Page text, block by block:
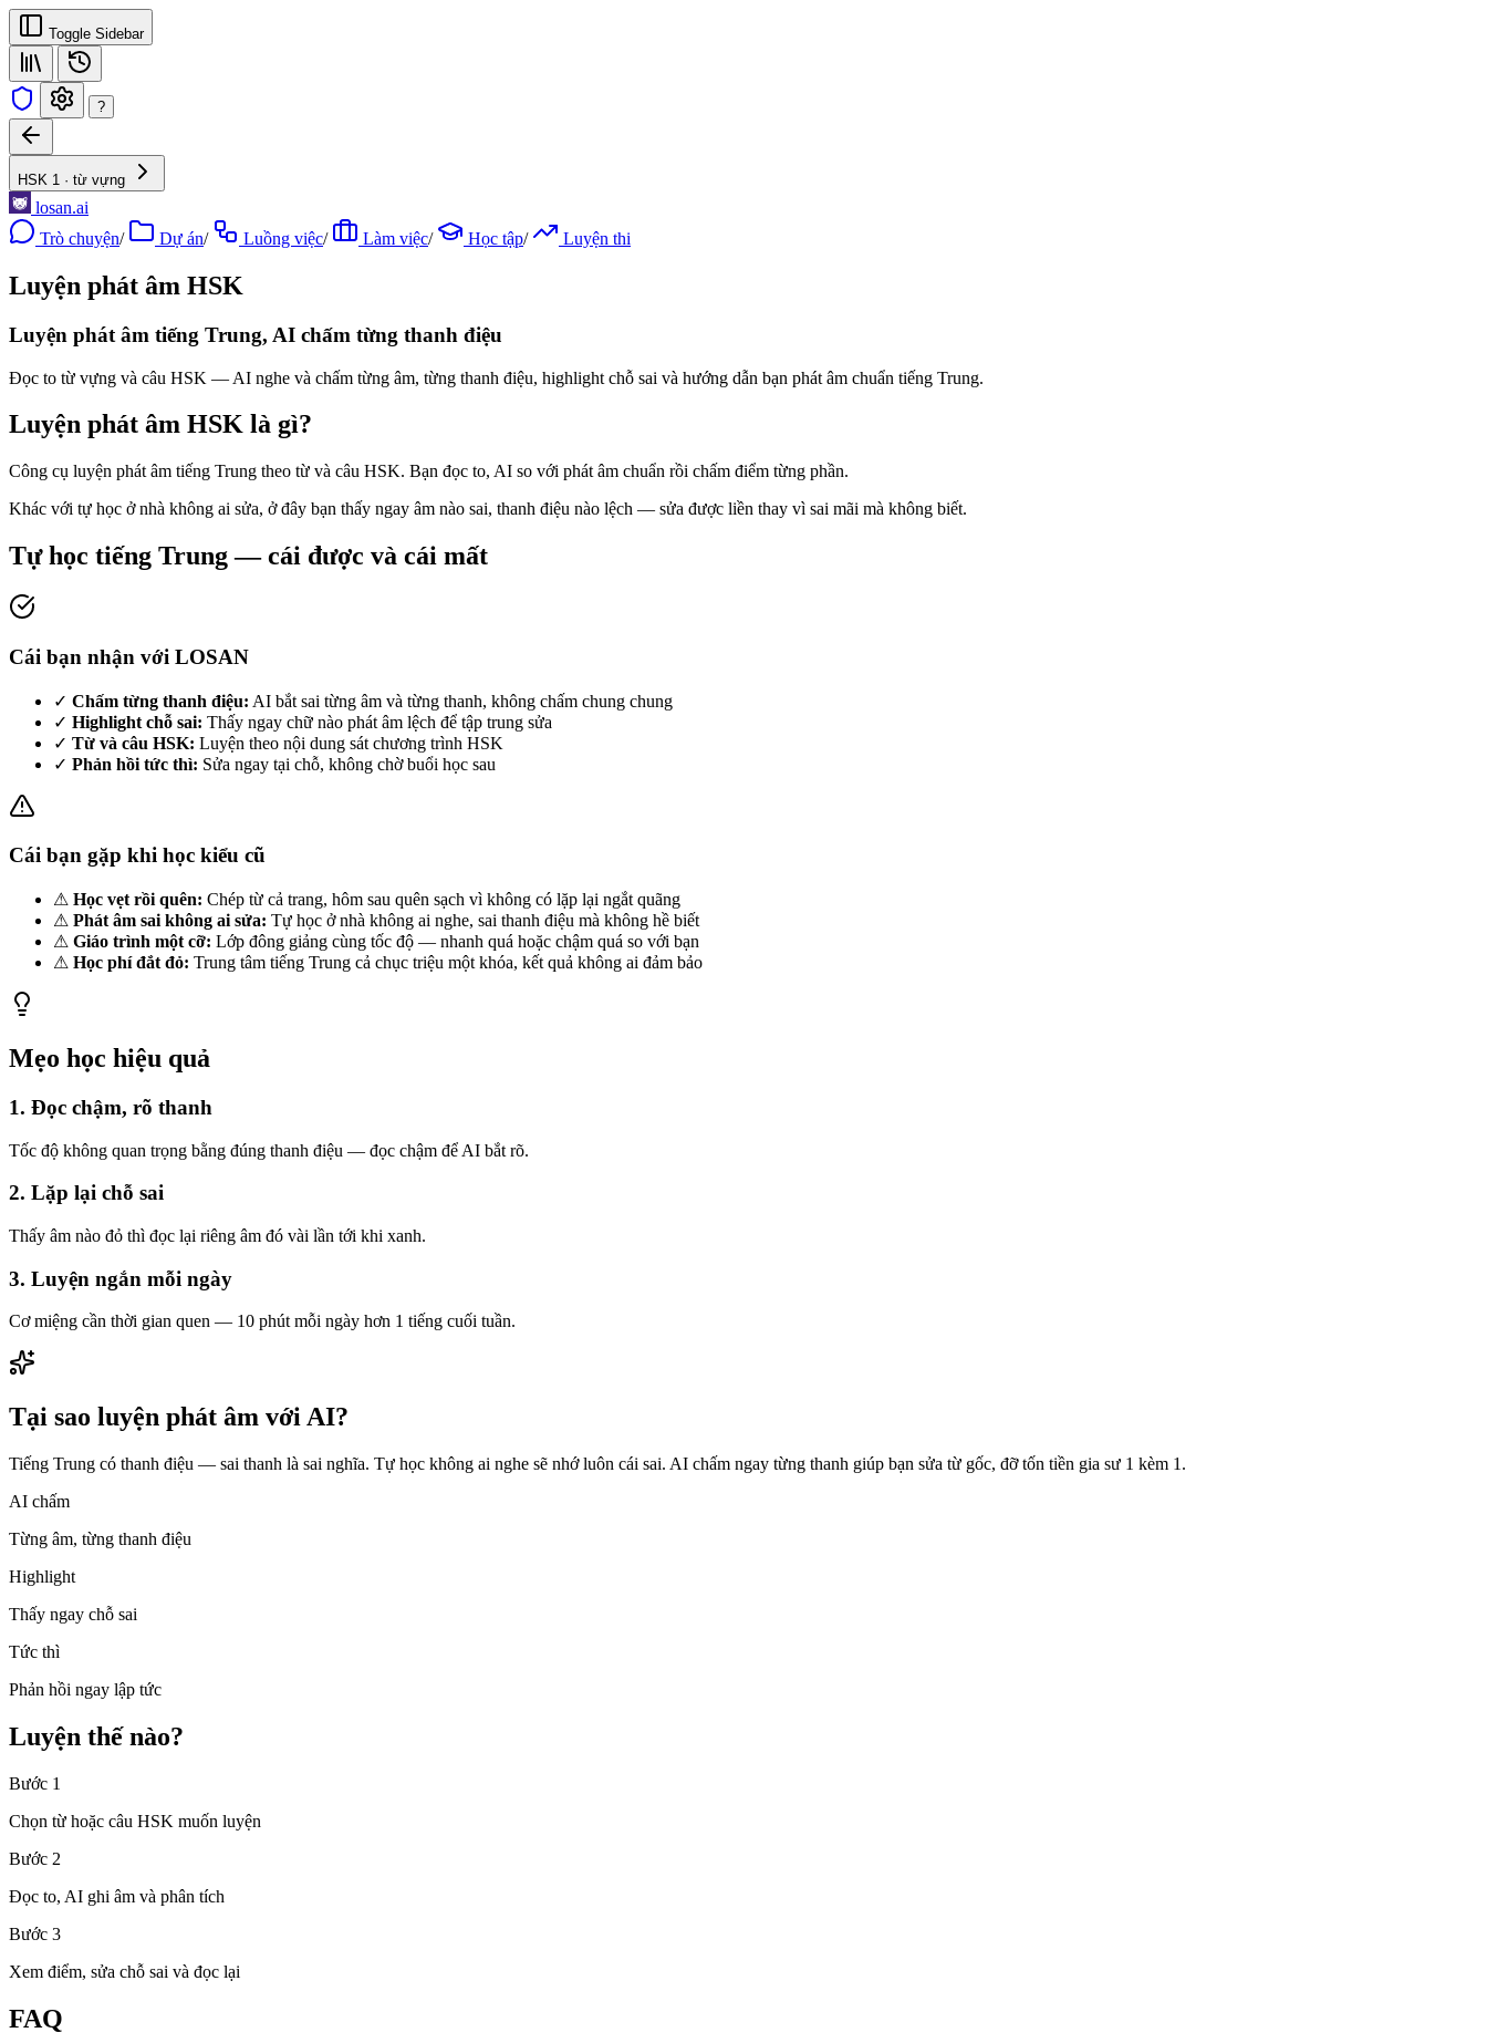
Toggle Sidebar
?
HSK 1 · từ vựng
losan.ai
Trò chuyện/ Dự án/ Luồng việc/ Làm việc/ Học tập/ Luyện thi
Luyện phát âm HSK
Luyện phát âm tiếng Trung, AI chấm từng thanh điệu
Đọc to từ vựng và câu HSK — AI nghe và chấm từng âm, từng thanh điệu, highlight chỗ sai và hướng dẫn bạn phát âm chuẩn tiếng Trung.
Luyện phát âm HSK là gì?
Công cụ luyện phát âm tiếng Trung theo từ và câu HSK. Bạn đọc to, AI so với phát âm chuẩn rồi chấm điểm từng phần.
Khác với tự học ở nhà không ai sửa, ở đây bạn thấy ngay âm nào sai, thanh điệu nào lệch — sửa được liền thay vì sai mãi mà không biết.
Tự học tiếng Trung — cái được và cái mất
Cái bạn nhận với LOSAN
✓ Chấm từng thanh điệu: AI bắt sai từng âm và từng thanh, không chấm chung chung
✓ Highlight chỗ sai: Thấy ngay chữ nào phát âm lệch để tập trung sửa
✓ Từ và câu HSK: Luyện theo nội dung sát chương trình HSK
✓ Phản hồi tức thì: Sửa ngay tại chỗ, không chờ buổi học sau
Cái bạn gặp khi học kiểu cũ
⚠ Học vẹt rồi quên: Chép từ cả trang, hôm sau quên sạch vì không có lặp lại ngắt quãng
⚠ Phát âm sai không ai sửa: Tự học ở nhà không ai nghe, sai thanh điệu mà không hề biết
⚠ Giáo trình một cỡ: Lớp đông giảng cùng tốc độ — nhanh quá hoặc chậm quá so với bạn
⚠ Học phí đắt đỏ: Trung tâm tiếng Trung cả chục triệu một khóa, kết quả không ai đảm bảo
Mẹo học hiệu quả
1. Đọc chậm, rõ thanh
Tốc độ không quan trọng bằng đúng thanh điệu — đọc chậm để AI bắt rõ.
2. Lặp lại chỗ sai
Thấy âm nào đỏ thì đọc lại riêng âm đó vài lần tới khi xanh.
3. Luyện ngắn mỗi ngày
Cơ miệng cần thời gian quen — 10 phút mỗi ngày hơn 1 tiếng cuối tuần.
Tại sao luyện phát âm với AI?
Tiếng Trung có thanh điệu — sai thanh là sai nghĩa. Tự học không ai nghe sẽ nhớ luôn cái sai. AI chấm ngay từng thanh giúp bạn sửa từ gốc, đỡ tốn tiền gia sư 1 kèm 1.
AI chấm
Từng âm, từng thanh điệu
Highlight
Thấy ngay chỗ sai
Tức thì
Phản hồi ngay lập tức
Luyện thế nào?
Bước 1
Chọn từ hoặc câu HSK muốn luyện
Bước 2
Đọc to, AI ghi âm và phân tích
Bước 3
Xem điểm, sửa chỗ sai và đọc lại
FAQ